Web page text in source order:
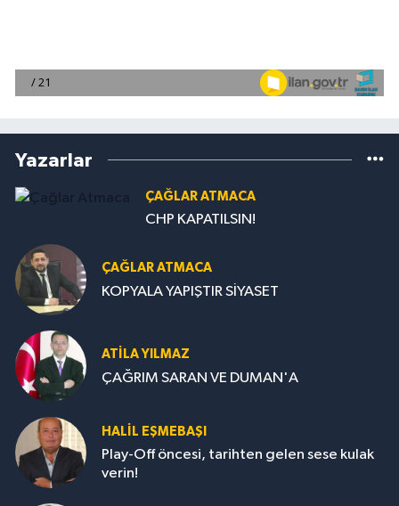
Yazarlar
ÇAĞLAR ATMACA
CHP KAPATILSIN!
ÇAĞLAR ATMACA
KOPYALA YAPIŞTIR SİYASET
ATILA YILMAZ
ÇAĞRIM SARAN VE DUMAN'A
HALIL EŞMEBAŞI
Play-Off öncesi, tarihten gelen sese kulak
verin!